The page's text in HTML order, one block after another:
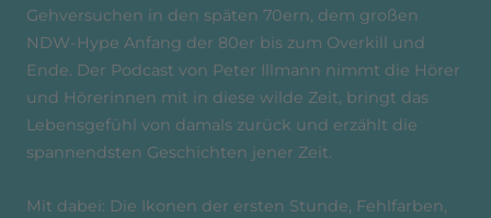
Gehversuchen in den späten 70ern, dem großen
NDW-Hype Anfang der 80er bis zum Overkill und
Ende. Der Podcast von Peter Illmann nimmt die Hörer
und Hörerinnen mit in diese wilde Zeit, bringt das
Lebensgefühl von damals zurück und erzählt die
spannendsten Geschichten jener Zeit.
Mit dabei: Die Ikonen der ersten Stunde, Fehlfarben,